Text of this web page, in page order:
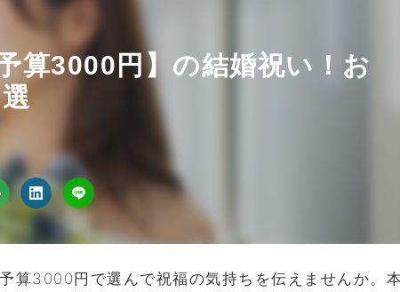
算3000円】の結婚祝い！お
算3000円で選んで祝福の気持ちを伝えませんか。本